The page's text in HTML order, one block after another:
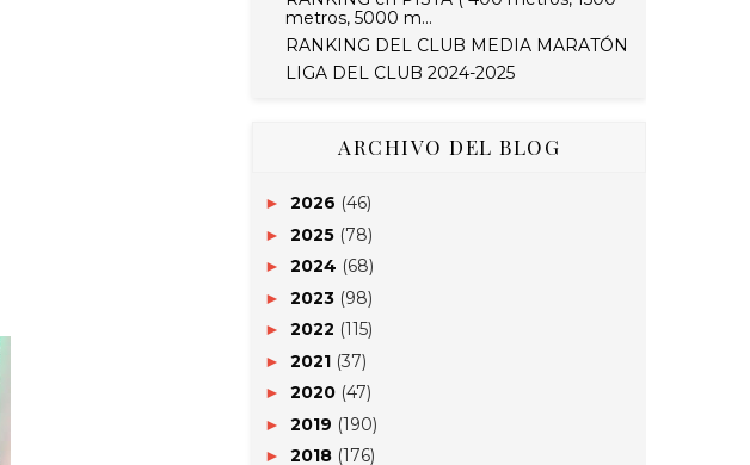
metros, 5000 m...
RANKING DEL CLUB MEDIA MARATÓN
LIGA DEL CLUB 2024-2025
ARCHIVO DEL BLOG
► 2026 (46)
► 2025 (78)
► 2024 (68)
► 2023 (98)
► 2022 (115)
► 2021 (37)
► 2020 (47)
► 2019 (190)
► 2018 (176)